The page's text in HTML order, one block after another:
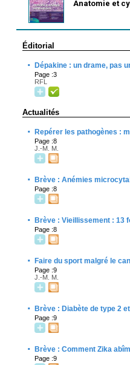
Anatomie et
Éditorial
· Dépakine : un drame, pas
Page :3
RFL
Actualités
· Repérer les pathogènes :
Page :8
J.-M. M.
· Brève : Anémies
Page :8
· Brève : Vieillissement : 13
Page :8
· Faire du sport malgré le
Page :9
J.-M. M.
· Brève : Diabète de type 2
Page :9
· Brève : Comment Zika
Page :9